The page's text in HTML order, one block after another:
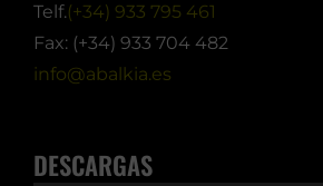
Telf.(+34) 933 795 461
Fax: (+34) 933 704 482
info@abalkia.es
DESCARGAS